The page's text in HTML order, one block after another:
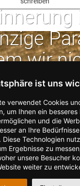
ist uns
verwendet Cookies
um Ihnen ein
und die
an Ihre Bedürfnisse
Diese Technologien
Ergebnisse zu
unsere Besucher
weiter zu
wir
| Jean
Missbrauch
Datenschutz
Barriere melden
m
A
c
I
m
K
Kontrastmodus aktivieren
eigenes Gedenkportal